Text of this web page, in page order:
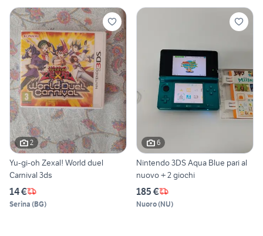
2
Yu-gi-oh Zexal! World duel
Carnival 3ds
14 €
Serina (BG)
6
Nintendo 3DS Aqua Blue pari al
nuovo + 2 giochi
185 €
Nuoro(NU)